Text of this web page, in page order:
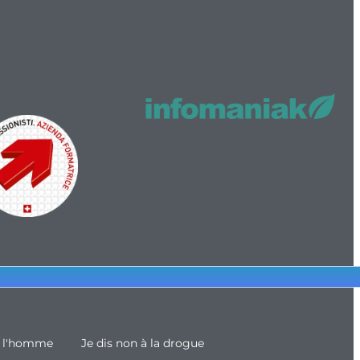
l'homme Je dis non à la drogue